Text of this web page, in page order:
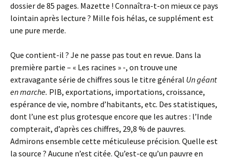
dossier de 85 pages. Mazette ! Connaîtra-t-on mieux ce pays
lointain après lecture ? Mille fois hélas, ce supplément est
une pure merde.
Que contient-il ? Je ne passe pas tout en revue. Dans la
première partie – « Les racines » -, on trouve une
extravagante série de chiffres sous le titre général Un géant
en marche. PIB, exportations, importations, croissance,
espérance de vie, nombre d’habitants, etc. Des statistiques,
dont l’une est plus grotesque encore que les autres : l’Inde
compterait, d’après ces chiffres, 29,8 % de pauvres.
Admirons ensemble cette méticuleuse précision. Quelle est
la source ? Aucune n’est citée. Qu’est-ce qu’un pauvre en